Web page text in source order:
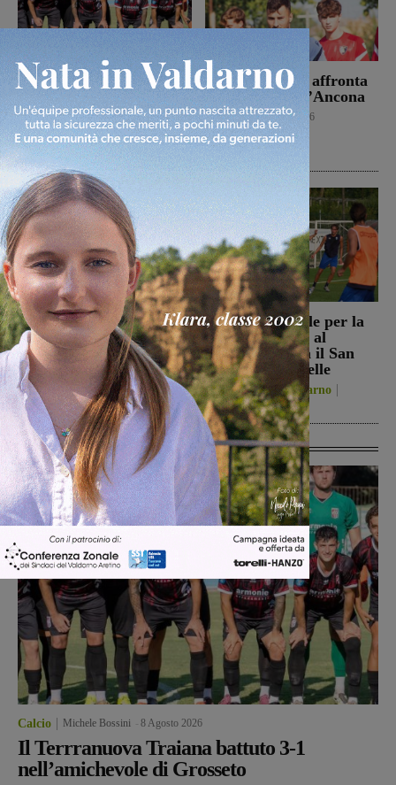
Il Terrranuova Traiana
battuto 3-1
nell’amichevole di
Grosseto
Calcio 8 Agosto 2026
Il Montevarchi affronta
in amichevole l’Ancona
Calcio 8 Agosto 2026
Reggello, i consiglieri di
opposizione: “La TARI
2026 resta più alta di
quella del 2022”
Politica 8 Agosto 2026
Prima stagionale per la
Sangiovannese, al
“Fedini” arriva il San
Donato Tavarnelle
San Giovanni Valdarno
8 Agosto 2026
Ultime Calcio
Calcio Michele Bossini 8 Agosto 2026
Il Terrranuova Traiana battuto 3-1
nell’amichevole di Grosseto